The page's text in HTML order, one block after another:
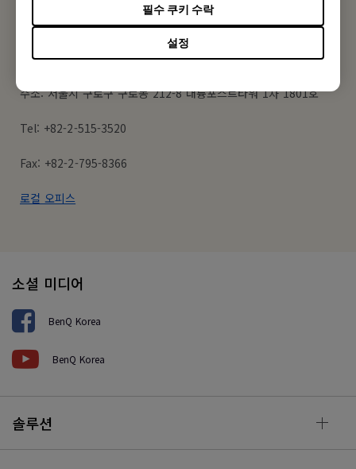
설정
필수 쿠키 수락
로컬 오피스
벤큐코리아(주)
주소: 서울시 구로구 구로동 212-8 대륭포스트타워 1차 1801호
Tel: +82-2-515-3520
Fax: +82-2-795-8366
로컬 오피스
소셜 미디어
BenQ Korea
BenQ Korea
솔루션